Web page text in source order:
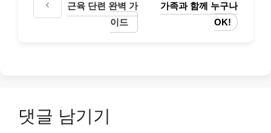
근육 단련 완벽 가
이드
가족과 함께 누구나
OK!
댓글 남기기